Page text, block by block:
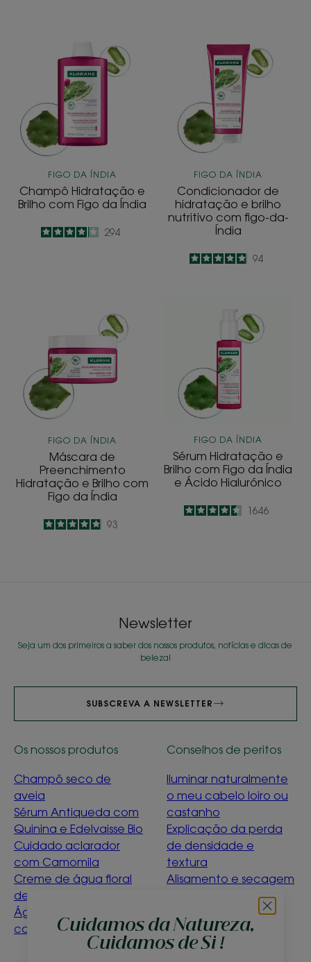
Hidratação
e
Brilho
com
Figo
da
Índia
FIGO DA ÍNDIA
Champô Hidratação e
Brilho com Figo da Índia
4.1
/
5
294
hidratação
e
brilho
nutritivo
com
da-
Índia
FIGO DA ÍNDIA
Condicionador de
hidratação e brilho
nutritivo com figo-da-
Índia
4.9
/
5
94
Preenchimento
Hidratação
e
Brilho
da
Índia
FIGO DA ÍNDIA
Máscara de
Preenchimento
Hidratação e Brilho com
Figo da Índia
4.9
/
5
93
Hidratação
Brilho
com
Figo
da
Ácido
Hialurónico
FIGO DA ÍNDIA
Sérum Hidratação e
Brilho com Figo da Índia
e Ácido Hialurónico
4.5
/51646
Cuidamos da Natureza,
Cuidamos de Si !
Newsletter
Seja um dos primeiros a saber dos nossos produtos, notícias e dicas de
beleza!
SUBSCREVA A NEWSLETTER
Os nossos produtos
Champô seco de
aveia
Sérum Antiqueda com
Quinina e Edelvaisse Bio
Cuidado aclarador
com Camomila
Creme de água floral
de ciano bio
Água de limpeza de
calêndula para bebés
Conselhos de peritos
Iluminar naturalmente
o meu cabelo loiro ou
castanho
Explicação da perda
de densidade e
textura
Alisamento e secagem
Aquatique
O que significa ser